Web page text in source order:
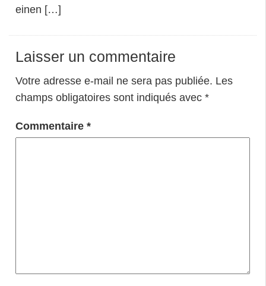
einen […]
Laisser un commentaire
Votre adresse e-mail ne sera pas publiée. Les
champs obligatoires sont indiqués avec *
Commentaire *